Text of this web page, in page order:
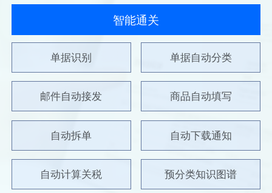
智能通关
单据识别 单据自动分类
邮件自动接发 商品自动填写
自动拆单 自动下载通知
自动计算关税 预分类知识图谱